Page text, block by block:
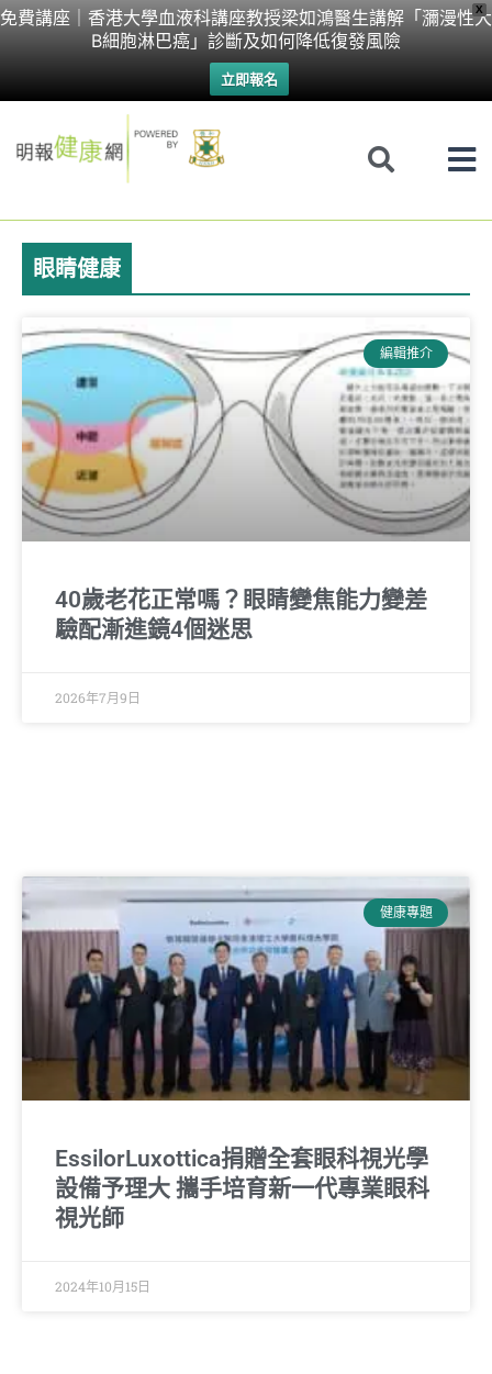
X
免費講座｜香港大學血液科講座教授梁如鴻醫生講解「瀰漫性大
B細胞淋巴癌」診斷及如何降低復發風險
立即報名
Skip
眼睛健康
編輯推介
40歲老花正常嗎？眼睛變焦能力變差
驗配漸進鏡4個迷思
2026年7月9日
健康專題
EssilorLuxottica捐贈全套眼科視光學
設備予理大 攜手培育新一代專業眼科
視光師
2024年10月15日